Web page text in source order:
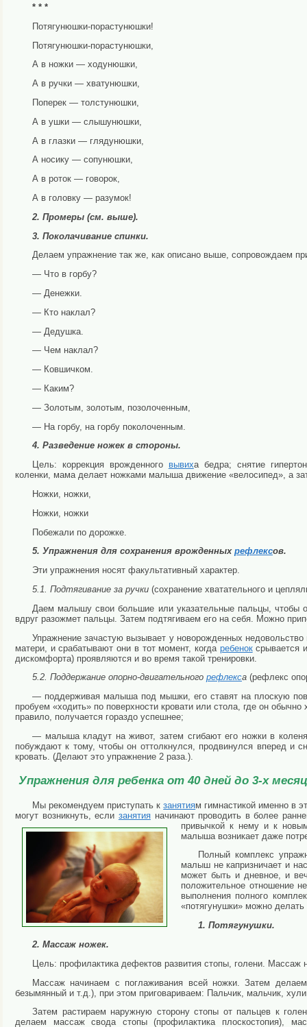
* * *
Потягунюшки-порастунюшки!
Потягунюшки-порастунюшки,
А в ножки — ходунюшки,
А в ручки — хватунюшки,
Поперек — толстунюшки,
А в ушки — слышунюшки,
А в глазки — глядунюшки,
А носику — сопунюшки,
А в роток — говорок,
А в головку — разумок!
2. Промеры (см. выше).
3. Поколачивание спинки.
Делаем упражнение так же, как описано выше, сопровожда­ем
— Что в горбу?
— Денежки.
— Кто наклал?
— Дедушка.
— Чем наклал?
— Ковшичком.
— Каким?
— Золотым, золотым, позолоченным,
— На горбу, на горбу поколоченным.
4. Разведение ножек в стороны.
Цель: коррекция врожденного вывиха бедра; снятие
коленки, мама делает ножками малыша движение «велосипед», а
Ножки, ножки,
Ножки, ножки
Побежали по дорожке.
5. Упражнения для сохранения врожденных рефлексов.
Эти упражнения носят факультативный характер.
5.1. Подтягивание за ручки (сохранение хватательного и
Даем малышу свои большие или указательные пальцы, что­бы
вдруг разожмет пальцы. Затем подтя­гиваем его на себя. Можно
Упражнение зачастую вызывает у новорожденных
матери, и срабатывают они в тот момент, когда ребеноксрывается
дискомфорта) проявляются и во время такой тренировки.
5.2. Поддержание опорно-двигательного рефлекса (ре­флекс
— поддерживая малыша под мышки, его ставят на плоскую
пробуем «ходить» по поверхности кровати или стола, где он
правило, получается гораздо успешнее;
— малыша кладут на живот, затем сгибают его ножки в
побуждают к тому, чтобы он оттолкнул­ся, продвинулся вперед и
кровать. (Де­лают это упражнение 2 раза.).
Упражнения для ребенка от 40 дней до 3-х
Мы рекомендуем приступать кзанятиям гимнастикой имен­но в
могут возникнуть, если занятияначинают проводить в более
привыч­кой к нему и к
малыша возникает да­же
Полный комплекс
малыш не кап­ризничает и
может быть и дневное, и
положительное отношение
выполнения полного
«потягунушки» можно
1. Потягунушки.
2. Массаж ножек.
Цель: профилактика дефектов развития стопы, голени. Массаж
Массаж начинаем с поглаживания всей ножки. Затем
безымянный и т.д.), при этом приговариваем: Пальчик, мальчик,
Затем растираем наружную сторону стопы от пальцев к
делаем массаж свода стопы (профилактика плоскостопия),